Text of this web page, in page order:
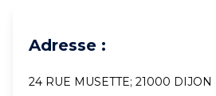
Adresse :
24 RUE MUSETTE; 21000 DIJON